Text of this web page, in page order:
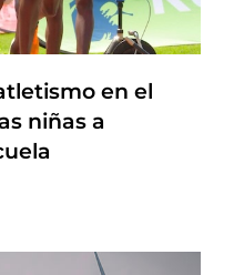
en el
niñas a